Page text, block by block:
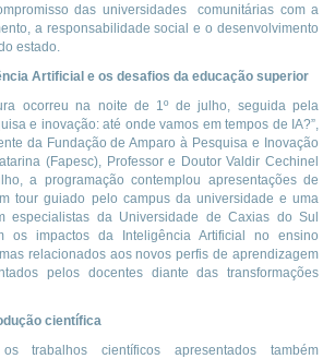
das universidades comunitárias com a
a responsabilidade social e o desenvolvimento
estado.
Artificial e os desafios da educação superior
ocorreu na noite de 1º de julho, seguida pela
e inovação: até onde vamos em tempos de IA?”,
da Fundação de Amparo à Pesquisa e Inovação
(Fapesc), Professor e Doutor Valdir Cechinel
a programação contemplou apresentações de
tour guiado pelo campus da universidade e uma
especialistas da Universidade de Caxias do Sul
os impactos da Inteligência Artificial no ensino
relacionados aos novos perfis de aprendizagem
pelos docentes diante das transformações
científica
trabalhos científicos apresentados também